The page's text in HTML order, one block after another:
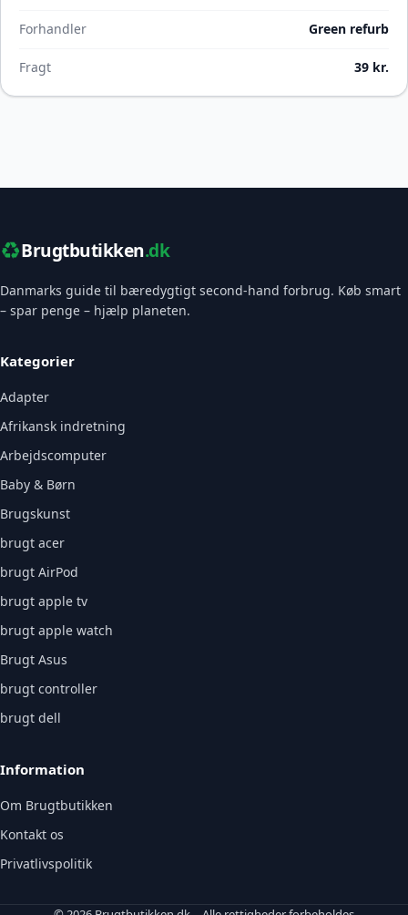
Forhandler Green refurb
Fragt 39 kr.
♻️Brugtbutikken.dk
Danmarks guide til bæredygtigt second-hand forbrug. Køb smart
– spar penge – hjælp planeten.
Kategorier
Adapter
Afrikansk indretning
Arbejdscomputer
Baby & Børn
Brugskunst
brugt acer
brugt AirPod
brugt apple tv
brugt apple watch
Brugt Asus
brugt controller
brugt dell
Information
Om Brugtbutikken
Kontakt os
Privatlivspolitik